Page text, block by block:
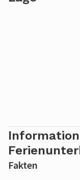
Fakten